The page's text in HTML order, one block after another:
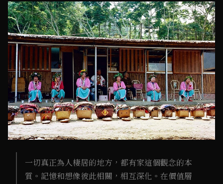
一切真正為人棲居的地方，都有家這個觀念的本
質。記憶和想像彼此相關，相互深化。在價值層